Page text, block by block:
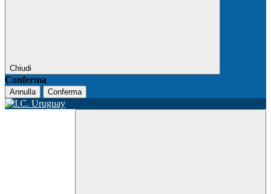
Chiudi
Conferma
Annulla Conferma